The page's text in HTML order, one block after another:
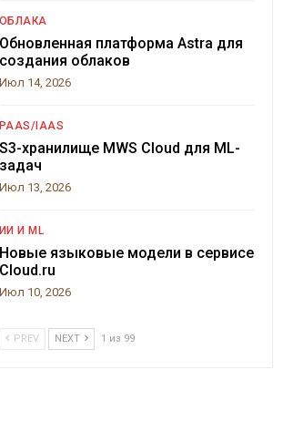
ОБЛАКА
Обновленная платформа Astra для
создания облаков
Июл 14, 2026
PAAS/IAAS
S3-хранилище MWS Cloud для ML-
задач
Июл 13, 2026
ИИ И ML
Новые языковые модели в сервисе
Cloud.ru
Июл 10, 2026
PREV NEXT 1 из 99